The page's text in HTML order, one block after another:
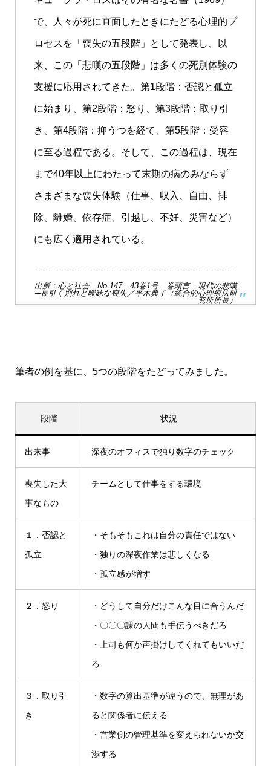
で、人々が死に直面したときにたどる心理的プ
ロセスを「喪失の五段階」として発表し、以
来、この「悲嘆の五段階」は多くの死別体験の
支援に応用されてきた。第1段階：否認と孤立
に始まり、第2段階：怒り、第3段階：取り引
き、第4段階：抑うつを経て、第5段階：受容
に至る過程である。そして、この過程は、現在
まで40年以上にわたって末期の病のみならず
さまざまな喪失体験（仕事、収入、自由、排
除、離婚、依存症、引越し、不妊、災害など）
にも広く適用されている。
出所： 心と社会 No.147 43巻1号 巻頭言 現代の悲嘆
─長引く別れと曖昧な喪失／平木典子（統合的心理療法研
究所所長）
筆者の例を基に、5つの段階をたどってみました。
段階 状況
出来事 深夜のオフィスで独り数字のチェック
喪失した大
事なもの
チームとして仕事をする環境
１．否認と
孤立
・そもそもこれは自分の責任ではない
・独りの深夜作業は悲しくなる
・孤立感が増す
２．怒り
・どうして自分だけこんな目に合うんだ
・〇〇〇課の人間も手伝うべきだろ
・上司も何か声掛けしてくれてもいいだ
ろ
３．取り引
き
・数字の算出基準が違うので、無理があ
ると関係者に伝える
・営業側の管理基準を変えられないか交
渉する